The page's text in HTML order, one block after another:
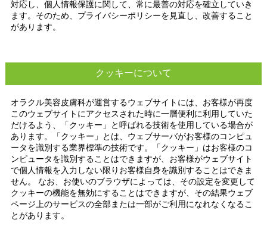
対応し、個人情報保護に関して、常に最善の対応を確立していき
ます。そのため、プライバシーポリシーを見直し、改善すること
があります。
クッキーについて
オラクル美容皮膚科が運営するウェブサイトには、お客様が再度
このウェブサイトにアクセスされた時に一層便利に利用していた
だけるよう、「クッキー」と呼ばれる技術を使用している場合が
あります。「クッキー」とは、ウェブサーバがお客様のコンピュ
ータを識別する業界標準の技術です。 「クッキー」はお客様のコ
ンピュータを識別することはできますが、お客様がウェブサイト
で個人情報を入力しない限りお客様自身を識別することはできま
せん。 なお、お使いのブラウザによっては、その設定を変更して
クッキーの機能を無効にすることはできますが、その結果ウェブ
ページ上のサービスの全部または一部がご利用になれなくなるこ
とがあります。